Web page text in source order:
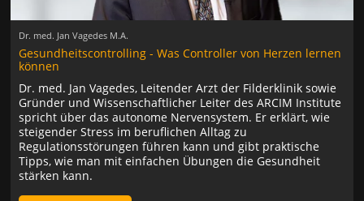
Dr. med. Jan Vagedes M.A.
Gesundheitscontrolling - Was Controller von Herzen lernen
können
Dr. med. Jan Vagedes, Leitender Arzt der Filderklinik sowie
Gründer und Wissenschaftlicher Leiter des ARCIM Institute
spricht über das autonome Nervensystem. Er erklärt, wie
steigender Stress im beruflichen Alltag zu
Regulationsstörungen führen kann und gibt praktische
Tipps, wie man mit einfachen Übungen die Gesundheit
stärken kann.